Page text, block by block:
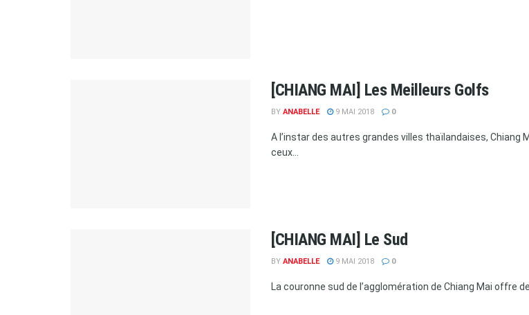
[CHIANG MAI] Les Meilleurs Golfs
BY ANABELLE 9 MAI 2018 0
A l’instar des autres grandes villes thaïlandaises, Chiang
ceux...
[CHIANG MAI] Le Sud
BY ANABELLE 9 MAI 2018 0
La couronne sud de l’agglomération de Chiang Mai offre